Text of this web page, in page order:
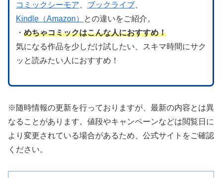
コミックシーモア
ブックライブ、
Kindle（Amazon）
との違いをご紹介。
・ めちゃコミックはこんな人におすすめ！
気になる作品を少しだけ試したい、スキマ時間にサク
ッと読みたい人におすすめ！
※随時情報の更新を行っておりますが、最新の内容とは異
なることがあります。値段やキャンペーンなどは閲覧日に
より変更されている場合があるため、公式サイトをご確認
ください。